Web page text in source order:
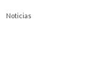
Noticias